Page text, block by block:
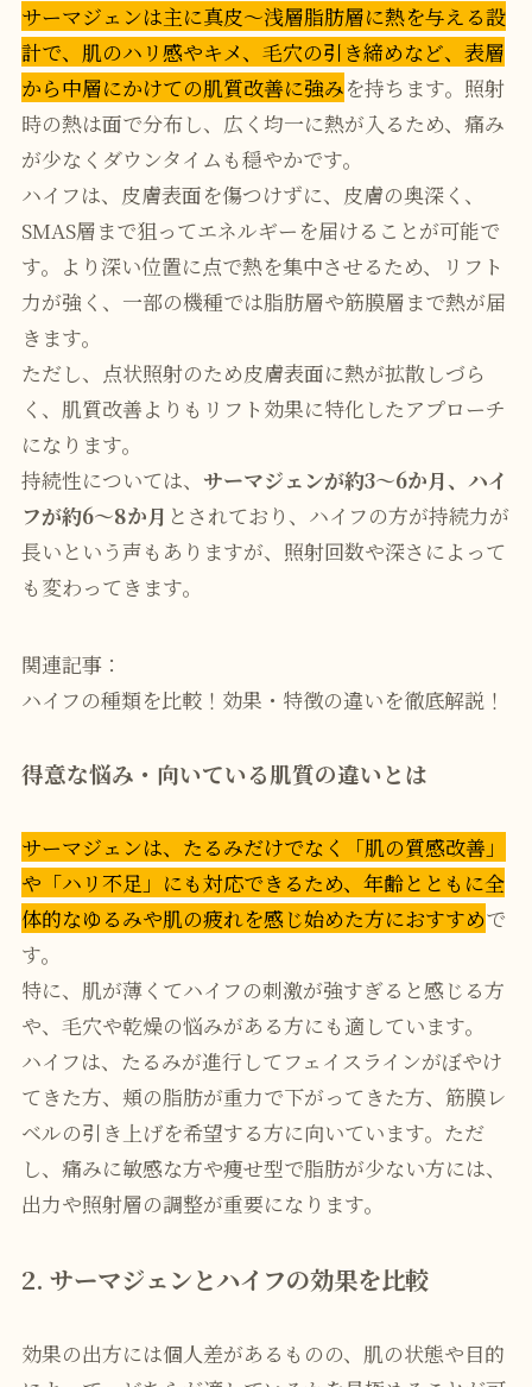
サーマジェンは主に真皮〜浅層脂肪層に熱を与える設
計で、肌のハリ感やキメ、毛穴の引き締めなど、表層
から中層にかけての肌質改善に強みを持ちます。照射
時の熱は面で分布し、広く均一に熱が入るため、痛み
が少なくダウンタイムも穏やかです。
ハイフは、皮膚表面を傷つけずに、皮膚の奥深く、
SMAS層まで狙ってエネルギーを届けることが可能で
す。より深い位置に点で熱を集中させるため、リフト
力が強く、一部の機種では脂肪層や筋膜層まで熱が届
きます。
ただし、点状照射のため皮膚表面に熱が拡散しづら
く、肌質改善よりもリフト効果に特化したアプローチ
になります。
持続性については、 サーマジェンが約3～6か月、ハイ
フが約6～8か月 とされており、ハイフの方が持続力が
長いという声もありますが、照射回数や深さによって
も変わってきます。
関連記事：
ハイフの種類を比較！効果・特徴の違いを徹底解説！
得意な悩み・向いている肌質の違いとは
サーマジェンは、たるみだけでなく「肌の質感改善」
や「ハリ不足」にも対応できるため、年齢とともに全
体的なゆるみや肌の疲れを感じ始めた方におすすめで
す。
特に、肌が薄くてハイフの刺激が強すぎると感じる方
や、毛穴や乾燥の悩みがある方にも適しています。
ハイフは、たるみが進行してフェイスラインがぼやけ
てきた方、頬の脂肪が重力で下がってきた方、筋膜レ
ベルの引き上げを希望する方に向いています。ただ
し、痛みに敏感な方や痩せ型で脂肪が少ない方には、
出力や照射層の調整が重要になります。
2. サーマジェンとハイフの効果を比較
効果の出方には個人差があるものの、肌の状態や目的